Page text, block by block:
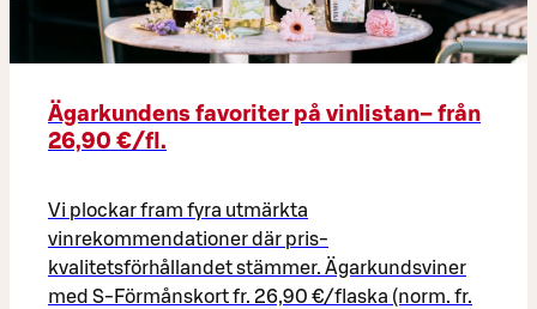
Ägarkundens favoriter på vinlistan– från
26,90 €/fl.
Vi plockar fram fyra utmärkta
vinrekommendationer där pris-
kvalitetsförhållandet stämmer. Ägarkundsviner
med S-Förmånskort fr. 26,90 €/flaska (norm. fr.